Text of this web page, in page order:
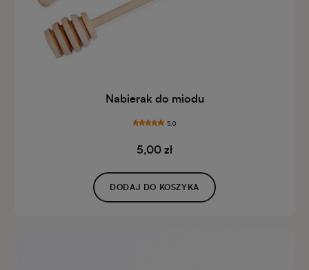
Nabierak do miodu
5.0
5,00 zł
DODAJ DO KOSZYKA